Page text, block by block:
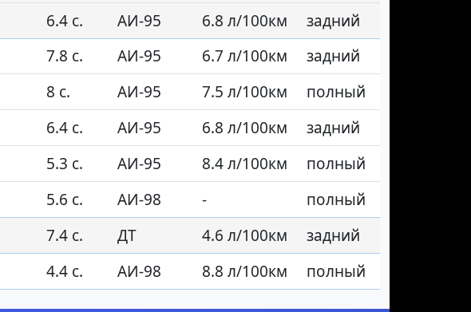
6.4 с. АИ-95 6.8 л/100км
задний
7.8 с. АИ-95 6.7 л/100км
задний
8 с. АИ-95 7.5 л/100км
полный
6.4 с. АИ-95 6.8 л/100км
задний
5.3 с. АИ-95 8.4 л/100км
полный
5.6 с. АИ-98 -
полный
7.4 с. ДТ 4.6 л/100км
задний
4.4 с. АИ-98 8.8 л/100км полный